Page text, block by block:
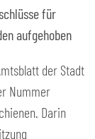
für
aufgehoben
der Stadt
Nummer
Darin